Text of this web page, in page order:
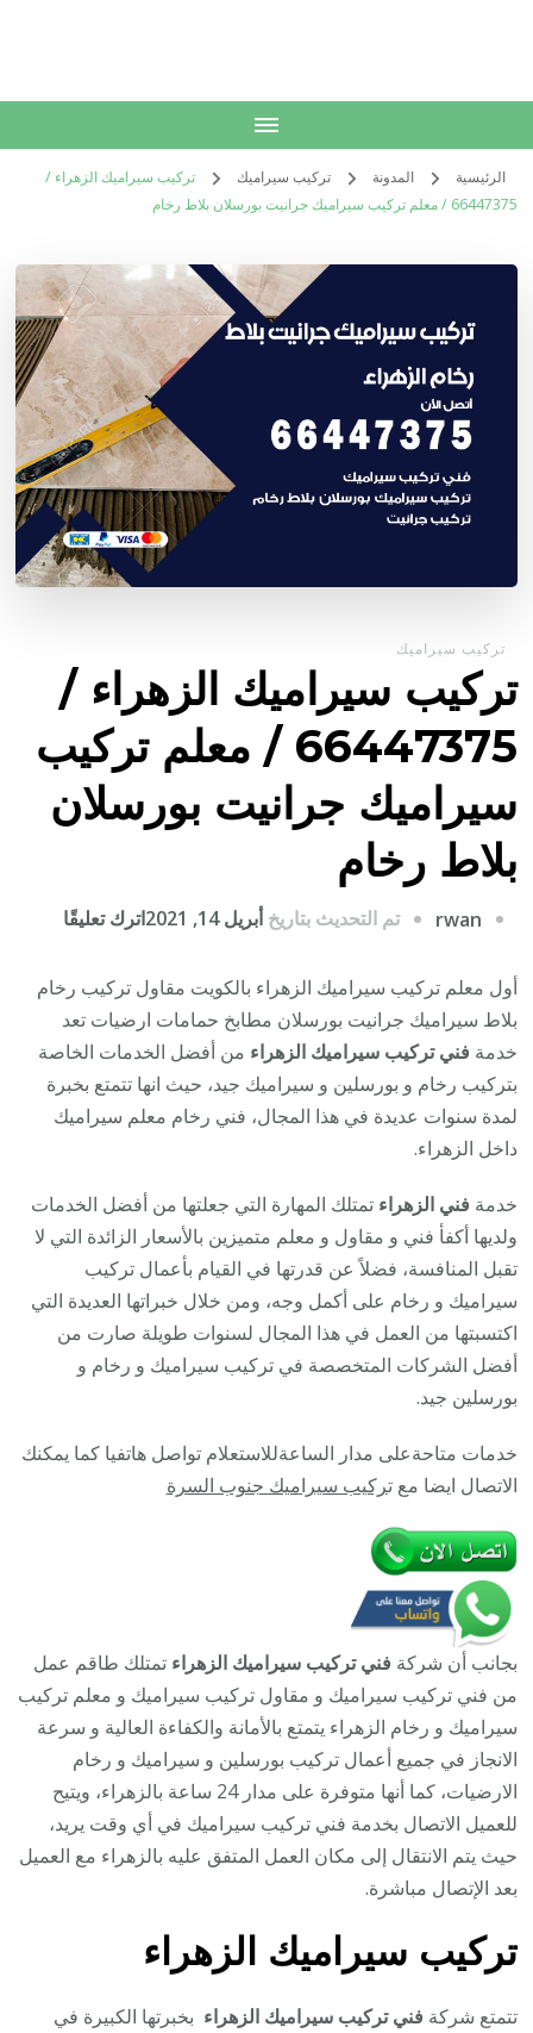
الرئيسية المدونة تركيب سيراميك
تركيب سيراميك الزهراء /
66447375 / معلم تركيب سيراميك جرانيت بورسلان بلاط رخام
تركيب سيراميك
تركيب سيراميك الزهراء /
66447375 / معلم تركيب
سيراميك جرانيت بورسلان
بلاط رخام
rwan تم التحديث بتاريخأبريل 14, 2021 اترك تعليقًا
/
/
جرانيت
بلاط
رخام
أول معلم تركيب سيراميك الزهراء بالكويت مقاول تركيب رخام
بلاط سيراميك جرانيت بورسلان مطابخ حمامات ارضيات تعد
خدمة فني تركيب سيراميك الزهراء من أفضل الخدمات الخاصة
بتركيب رخام و بورسلين و سيراميك جيد، حيث انها تتمتع بخبرة
لمدة سنوات عديدة في هذا المجال، فني رخام معلم سيراميك
داخل الزهراء.
خدمة فني الزهراء تمتلك المهارة التي جعلتها من أفضل الخدمات
ولديها أكفأ فني و مقاول و معلم متميزين بالأسعار الزائدة التي لا
تقبل المنافسة، فضلاً عن قدرتها في القيام بأعمال تركيب
سيراميك و رخام على أكمل وجه، ومن خلال خبراتها العديدة التي
اكتسبتها من العمل في هذا المجال لسنوات طويلة صارت من
أفضل الشركات المتخصصة في تركيب سيراميك و رخام و
بورسلين جيد.
خدمات متاحةعلى مدار الساعةللاستعلام تواصل هاتفيا كما يمكنك
الاتصال ايضا مع تركيب سيراميك جنوب السرة
بجانب أن شركة فني تركيب سيراميك الزهراء تمتلك طاقم عمل
من فني تركيب سيراميك و مقاول تركيب سيراميك و معلم تركيب
سيراميك و رخام الزهراء يتمتع بالأمانة والكفاءة العالية و سرعة
الانجاز في جميع أعمال تركيب بورسلين و سيراميك و رخام
الارضيات، كما أنها متوفرة على مدار 24 ساعة بالزهراء، ويتيح
للعميل الاتصال بخدمة فني تركيب سيراميك في أي وقت يريد،
حيث يتم الانتقال إلى مكان العمل المتفق عليه بالزهراء مع العميل
بعد الإتصال مباشرة.
تركيب سيراميك الزهراء
تتمتع شركة فني تركيب سيراميك الزهراء بخبرتها الكبيرة في